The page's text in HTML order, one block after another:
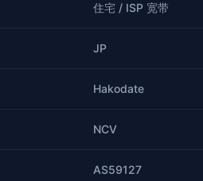
住宅 / ISP 宽带
JP
Hakodate
NCV
AS59127